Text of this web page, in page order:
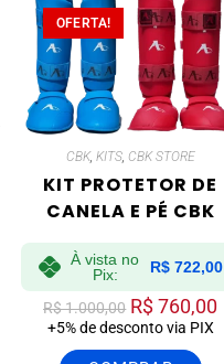
OFERTA!
CBK, KITS, CBK STORE
KIT PROTETOR DE
CANELA E PÉ CBK
À vista no
Pix:
R$722,00
R$1.000,00 R$760,00
+5% de desconto via PIX